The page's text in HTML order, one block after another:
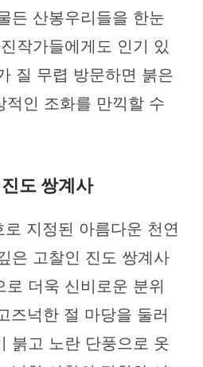
든 산봉우리들을 한눈
작가들에게도 인기 있
질 무렵 방문하면 붉은
적인 조화를 만끽할 수
도 쌍계사
지정된 아름다운 천연
은 고찰인 진도 쌍계사
로 더욱 신비로운 분위
즈넉한 절 마당을 둘러
붉고 노란 단풍으로 옷